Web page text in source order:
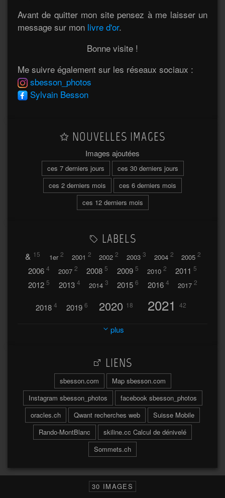
Avant de quitter mon site pensez à me laisser un
message sur mon livre d'or.
Bonne visite !
Me suivre également sur les réseaux sociaux :
sbesson_photos
Sylvain Besson
NOUVELLES IMAGES
Images ajoutées
ces 7 derniers jours
ces 30 derniers jours
ces 2 derniers mois
ces 6 derniers mois
ces 12 derniers mois
LABELS
& 15 1er 2 2001 2 2002 2 2003 3 2004 2 2005 2
2006 4 2007 2 2008 5 2009 5 2010 2 2011 5
2012 5 2013 4 2014 3 2015 6 2016 4 2017 2
2018 4 2019 6 2020 18 2021 42
2023 32
2026
A travers l'hublot 17 Abländschen 3
Açores 2004 64 Adelboden 2
Adonis 6
Afrique du Sud 2019
Al Albert 2 Albrunpass
plus
LIENS
sbesson.com
Map sbesson.com
Instagram sbesson_photos
facebook sbesson_photos
oracles.ch
Qwant recherches web
Suisse Mobile
Rando-MontBlanc
skiline.cc Calcul de dénivelé
Sommets.ch
30 IMAGES